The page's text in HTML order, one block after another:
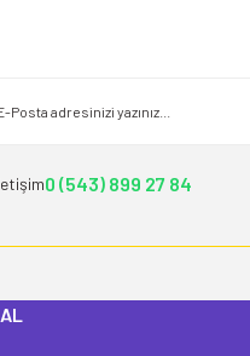
bilgiler bulunuyor.
pahalı.
0 (543) 899 27 84